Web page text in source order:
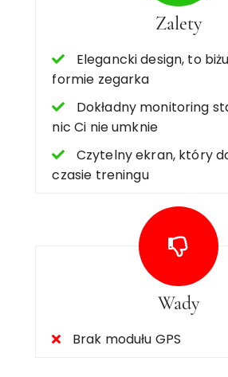
Zalety
Elegancki design, to
formie zegarka
Dokładny monitoring
nic Ci nie umknie
Czytelny ekran, który
czasie treningu
Wady
Brak modułu GPS